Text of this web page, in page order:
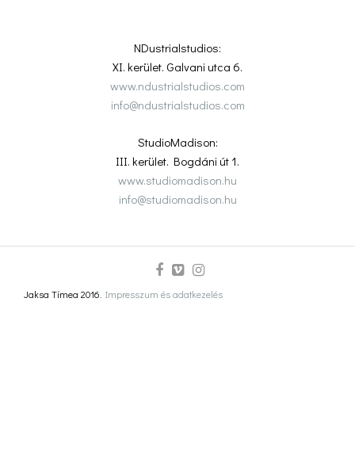
NDustrialstudios:
XI. kerület. Galvani utca 6.
www.ndustrialstudios.com
info@ndustrialstudios.com
StudioMadison:
III. kerület. Bogdáni út 1.
www.studiomadison.hu
info@studiomadison.hu
Jaksa Tímea 2016. Impresszum és adatkezelés